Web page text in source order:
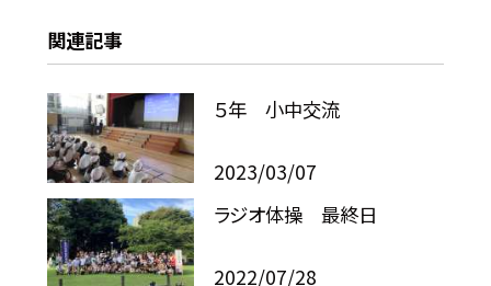
関連記事
５年 小中交流
2023/03/07
ラジオ体操 最終日
2022/07/28